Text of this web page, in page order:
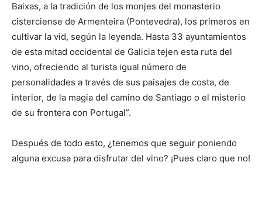
Baixas, a la tradición de los monjes del monasterio
cisterciense de Armenteira (Pontevedra), los primeros en
cultivar la vid, según la leyenda. Hasta 33 ayuntamientos
de esta mitad occidental de Galicia tejen esta ruta del
vino, ofreciendo al turista igual número de
personalidades a través de sus paisajes de costa, de
interior, de la magia del camino de Santiago o el misterio
de su frontera con Portugal”.
Después de todo esto, ¿tenemos que seguir poniendo
alguna excusa para disfrutar del vino? ¡Pues claro que no!